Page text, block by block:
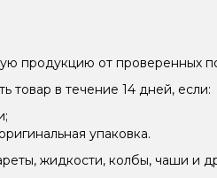
продукцию от проверенных
товар в течение 14 дней, если:
упаковка.
жидкости, колбы, чаши и